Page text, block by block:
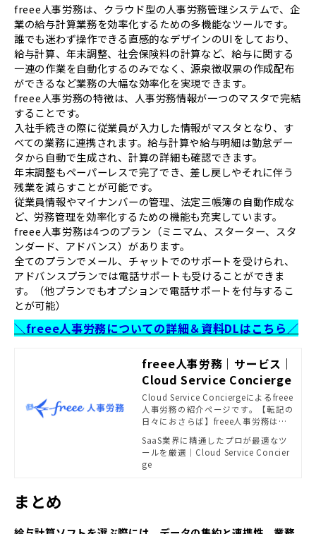
freee人事労務は、クラウド型の人事労務管理システムで、企
業の給与計算業務を効率化するための多機能なツールです。
誰でも迷わず操作できる直感的なデザインのUIをしており、
給与計算、年末調整、社会保険料の計算など、給与に関する
一連の作業を自動化するのみでなく、源泉徴収票の作成配布
ができるなど業務の大幅な効率化を実現できます。
freee人事労務の特徴は、人事労務情報が一つのマスタで完結
することです。
入社手続きの際に従業員が入力した情報がマスタとなり、す
べての業務に連携されます。給与計算や給与明細は勤怠デー
タから自動で生成され、計算の詳細も確認できます。
年末調整もペーパーレスで完了でき、差し戻しやそれに伴う
残業を減らすことが可能です。
従業員情報やマイナンバーの管理、法定三帳簿の自動作成な
ど、労務管理を効率化するための機能も充実しています。
freee人事労務は4つのプラン（ミニマム、スターター、スタ
ンダード、アドバンス）があります。
全てのプランでメール、チャットでのサポートを受けられ、
アドバンスプランでは電話サポートも受けることができま
す。（他プランでもオプションで電話サポートを付与するこ
とが可能）
＼freee人事労務についての詳細＆資料DLはこちら／
freee人事労務｜サービス｜
Cloud Service Concierge
Cloud Service Conciergeによるfreee
人事労務の紹介ページです。【転記の
日々におさらば】freee人事労務は、
作業できる、労務にやさしいクラウ
ドソフトです
SaaS業界に精通したプロが最適なツ
ールを厳選｜Cloud Service Concier
ge
まとめ